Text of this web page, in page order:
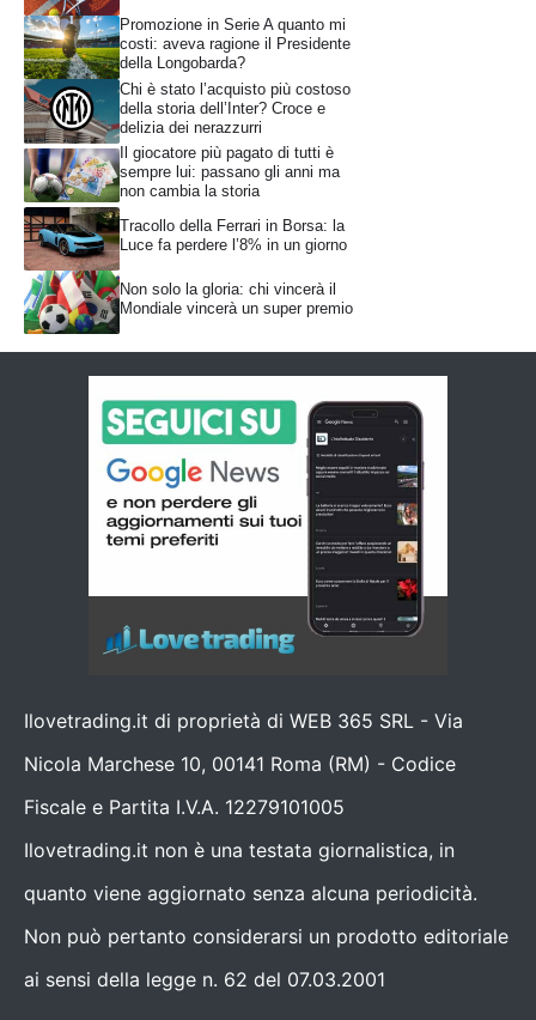
Promozione in Serie A quanto mi
costi: aveva ragione il Presidente
della Longobarda?
Chi è stato l’acquisto più costoso
della storia dell’Inter? Croce e
delizia dei nerazzurri
Il giocatore più pagato di tutti è
sempre lui: passano gli anni ma
non cambia la storia
Tracollo della Ferrari in Borsa: la
Luce fa perdere l’8% in un giorno
Non solo la gloria: chi vincerà il
Mondiale vincerà un super premio
Ilovetrading.it di proprietà di WEB 365 SRL - Via
Nicola Marchese 10, 00141 Roma (RM) - Codice
Fiscale e Partita I.V.A. 12279101005
Ilovetrading.it non è una testata giornalistica, in
quanto viene aggiornato senza alcuna periodicità.
Non può pertanto considerarsi un prodotto editoriale
ai sensi della legge n. 62 del 07.03.2001